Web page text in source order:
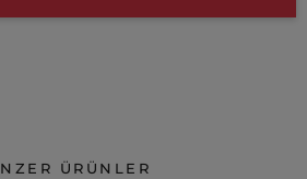
ÜRÜNLER